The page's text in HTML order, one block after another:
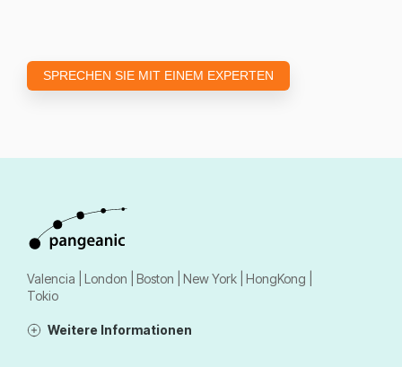
SPRECHEN SIE MIT EINEM EXPERTEN
Valencia | London | Boston | New York | HongKong |
Tokio
Weitere Informationen